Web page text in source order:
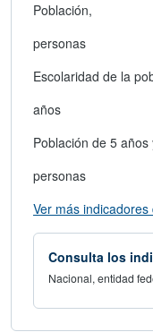
Población,
personas
Escolaridad de la
años
Población de 5
personas
Ver más
Consulta los
Nacional, entidad